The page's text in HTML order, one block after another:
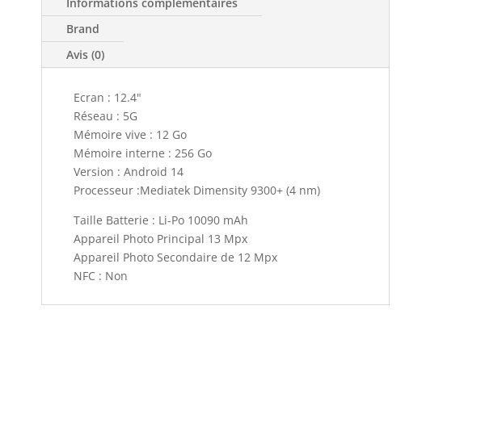
Brand
Avis (0)
Ecran : 12.4"
Réseau : 5G
Mémoire vive : 12 Go
Mémoire interne : 256 Go
Version : Android 14
Processeur :Mediatek Dimensity 9300+ (4 nm)
Taille Batterie : Li-Po 10090 mAh
Appareil Photo Principal 13 Mpx
Appareil Photo Secondaire de 12 Mpx
NFC : Non